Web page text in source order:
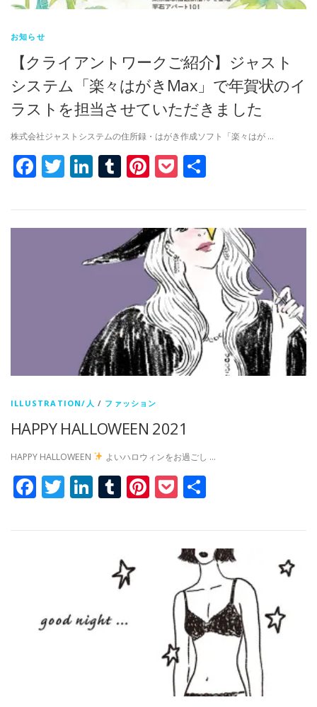
お知らせ
【クライアントワークご紹介】ジャスト
システム「楽々はがきMax」で年賀状のイ
ラストを担当させていただきました
株式会社ジャストシステムの住所録・はがき作成ソフト「楽々はが …
Facebook
Twitter
LinkedIn
Tumblr
Pinterest
Pocket
ILLUSTRATION/人 / ファッション
HAPPY HALLOWEEN 2021
HAPPY HALLOWEEN よいハロウィンをお過ごし …
Facebook
Twitter
LinkedIn
Tumblr
Pinterest
Pocket